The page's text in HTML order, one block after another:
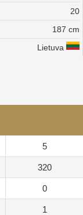
20
187 cm
Lietuva
5
320
0
1